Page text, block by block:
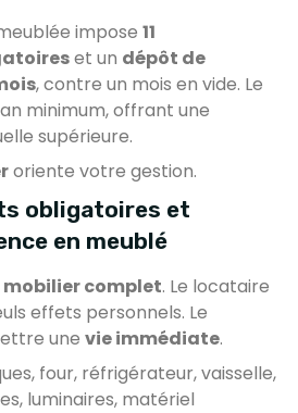
impose 11
et un dépôt de
, contre un mois en vide. Le
minimum, offrant une
supérieure.
oriente votre gestion.
obligatoires et
en meublé
mobilier complet. Le locataire
effets personnels. Le
une vie immédiate.
four, réfrigérateur, vaisselle,
luminaires, matériel